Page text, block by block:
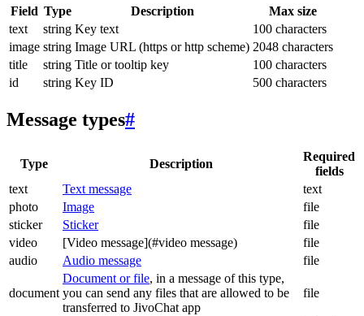
Field Type Description
Max size
text
string Key text
100 characters
image string Image URL (https or http scheme) 2048 characters
title
string Title or tooltip key
100 characters
id
string Key ID 500 characters
Message types#
Type Description
Required
fields
text
Text message
text
photo
Image
file
sticker
Sticker
file
video
[Video message](#video message)
file
audio
Audio message file
document
Document or file, in a message of this type,
you can send any files that are allowed to be
transferred to JivoChat app
file